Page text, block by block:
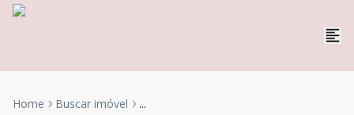
Home Buscar imóvel ...